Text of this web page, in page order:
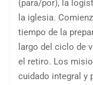
(para/por), la
la iglesia.
tiempo de la
largo del ciclo de
el retiro. Los
cuidado integral y